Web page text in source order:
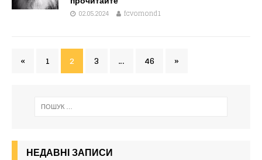
02.05.2024 fcvomond1
« 1 2 3 … 46 »
НЕДАВНІ ЗАПИСИ